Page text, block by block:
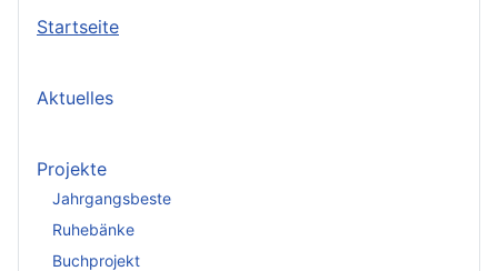
Startseite
Aktuelles
Projekte
Jahrgangsbeste
Ruhebänke
Buchprojekt